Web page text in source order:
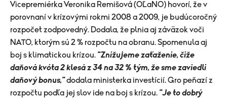
Vicepremiérka Veronika Remišová (OĽaNO) hovorí, že v
porovnaní v krízovými rokmi 2008 a 2009, je budúcoročný
rozpočet zodpovedný. Dodala, že plnia aj záväzok voči
NATO, ktorým sú 2 % rozpočtu na obranu. Spomenula aj
boj s klimatickou krízou. "Znižujeme zaťaženie, čiže
daňová kvóta 2 klesá z 34 na 32 % tým, že sme zaviedli
daňový bonus,"dodala ministerka investícií. Gro peňazí z
rozpočtu podľa jej slov ide na boj s krízou. "Je to dobrý